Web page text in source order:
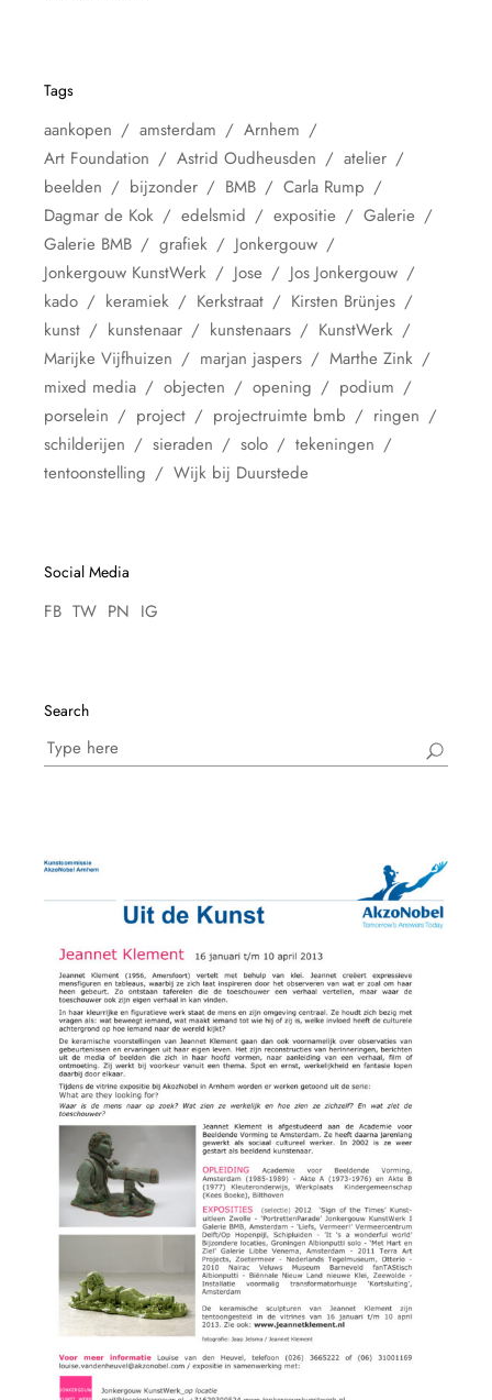
Tags
aankopen amsterdam
Arnhem
Art Foundation
Astrid Oudheusden
atelier
beelden
bijzonder BMB
Carla Rump
Dagmar de Kok
edelsmid expositie
Galerie
Galerie BMB
grafiek
Jonkergouw
Jonkergouw KunstWerk
Jose
Jos Jonkergouw
kado
keramiek Kerkstraat
Kirsten Brünjes
kunst
kunstenaar kunstenaars
KunstWerk
Marijke Vijfhuizen
marjan jaspers
Marthe Zink
mixed media
objecten opening
podium
porselein
project projectruimte bmb
ringen
schilderijen
sieraden solo
tekeningen
tentoonstelling
Wijk bij Duurstede
Social Media
FB TW PN IG
Search
Search
for: